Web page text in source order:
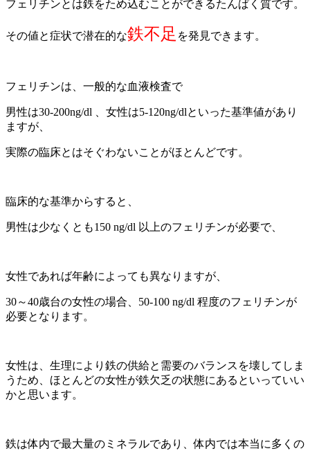
フェリチンとは鉄をため込むことができるたんぱく質です。
その値と症状で潜在的な鉄不足 を発見できます。
フェリチンは、一般的な血液検査で
男性は30-200ng/dl 、女性は5-120ng/dlといった基準値があり
ますが、
実際の臨床とはそぐわないことがほとんどです。
臨床的な基準からすると、
男性は少なくとも150 ng/dl 以上のフェリチンが必要で、
女性であれば年齢によっても異なりますが、
30～40歳台の女性の場合、50-100 ng/dl 程度のフェリチンが
必要となります。
女性は、生理により鉄の供給と需要のバランスを壊してしま
うため、ほとんどの女性が鉄欠乏の状態にあるといっていい
かと思います。
鉄は体内で最大量のミネラルであり、体内では本当に多くの